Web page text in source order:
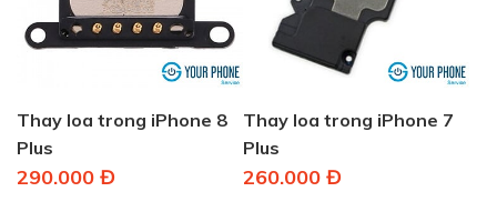
Thay loa trong iPhone 8
Plus
290.000 Đ
Thay loa trong iPhone 7
Plus
260.000 Đ